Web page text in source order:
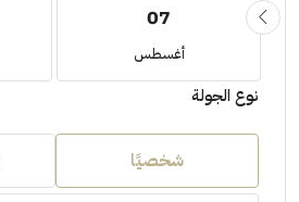
07
أغسطس
نوع الجولة
شخصيًا